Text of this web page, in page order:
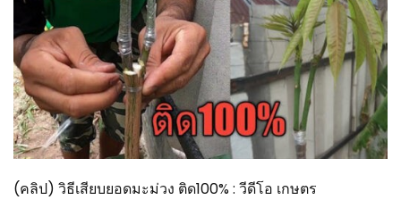
(คลิป) วิธีเสียบยอดมะม่วง ติด100% : วีดีโอ เกษตร